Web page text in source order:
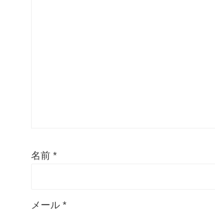
名前 *
メール *